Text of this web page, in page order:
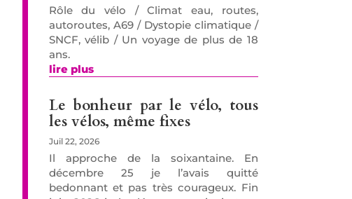
Rôle du vélo / Climat eau, routes,
autoroutes, A69 / Dystopie climatique /
SNCF, vélib / Un voyage de plus de 18
ans.
lire plus
Le bonheur par le vélo, tous
les vélos, même fixes
Juil 22, 2026
Il approche de la soixantaine. En
décembre 25 je l’avais quitté
bedonnant et pas très courageux. Fin